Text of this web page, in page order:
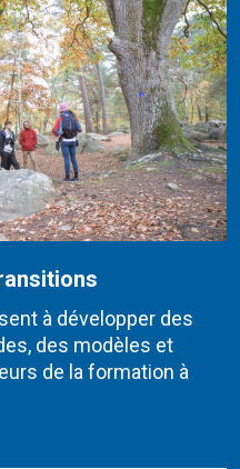
à développer des
des modèles et
de la formation à